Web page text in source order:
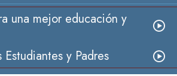
una mejor educación y
y Padres